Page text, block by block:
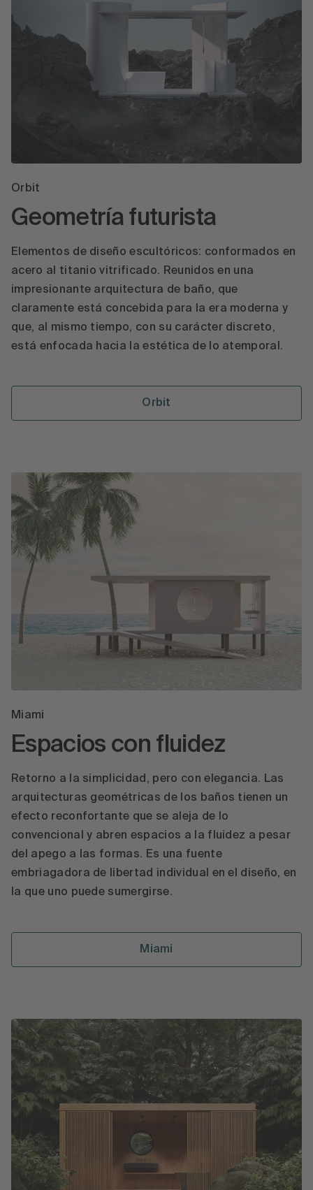
Orbit
Geometría futurista
Elementos de diseño escultóricos: conformados en
acero al titanio vitrificado. Reunidos en una
impresionante arquitectura de baño, que
claramente está concebida para la era moderna y
que, al mismo tiempo, con su carácter discreto,
está enfocada hacia la estética de lo atemporal.
Orbit
Miami
Espacios con fluidez
Retorno a la simplicidad, pero con elegancia. Las
arquitecturas geométricas de los baños tienen un
efecto reconfortante que se aleja de lo
convencional y abren espacios a la fluidez a pesar
del apego a las formas. Es una fuente
embriagadora de libertad individual en el diseño, en
la que uno puede sumergirse.
Miami